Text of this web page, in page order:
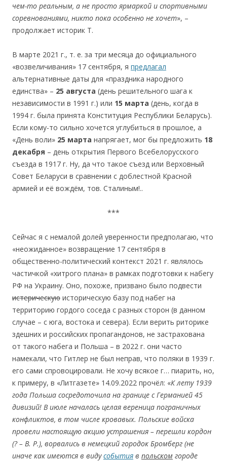
чем-то реальным, а не просто ярмаркой и спортивными
соревнованиями, никто пока особенно не хочет», –
продолжает историк Т.
В марте 2021 г., т. е. за три месяца до официального
«возвеличивания» 17 сентября, я предлагал
альтернативные даты для «праздника народного
единства» – 25 августа (день решительного шага к
независимости в 1991 г.) или 15 марта (день, когда в
1994 г. была принята Конституция Республики Беларусь).
Если кому-то сильно хочется углубиться в прошлое, а
«День воли» 25 марта напрягает, мог бы предложить 18
декабря – день открытия Первого Всебелорусского
съезда в 1917 г. Ну, да что такое съезд или Верховный
Совет Беларуси в сравнении с доблестной Красной
армией и её вождём, тов. Сталиным!..
***
Сейчас я с немалой долей уверенности предполагаю, что
«неожиданное» возвращение 17 сентября в
общественно-политический контекст 2021 г. являлось
частичкой «хитрого плана» в рамках подготовки к набегу
РФ на Украину. Оно, похоже, призвано было подвести
истерическую историческую базу под набег на
территорию гордого соседа с разных cторон (в данном
случае – с юга, востока и севера). Если верить риторике
здешних и российских пропагандонов, не застрахована
от такого набега и Польша – в 2022 г. они часто
намекали, что Гитлер не был неправ, что поляки в 1939 г.
его сами спровоцировали. Не хочу всякое г… пиарить, но,
к примеру, в «Литгазете» 14.09.2022 прочёл: «К лету 1939
года Польша сосредоточила на границе с Германией 45
дивизий! В июле началась целая вереница пограничных
конфликтов, в том числе кровавых. Польские войска
провели настоящую акцию устрашения – перешли кордон
(? – В. Р.), ворвались в немецкий городок Бромберг (не
иначе как имеются в видусобытия в польском городе